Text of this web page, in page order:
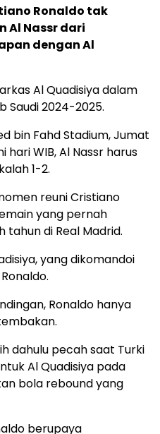
Ronaldo tak
Al Nassr dari
dengan Al
Al Quadisiya dalam
Saudi 2024-2025.
bin Fahd Stadium, Jumat
WIB, Al Nassr harus
1-2.
reuni Cristiano
yang pernah
di Real Madrid.
yang dikomandoi
Ronaldo hanya
dahulu pecah saat Turki
Al Quadisiya pada
bola rebound yang
berupaya